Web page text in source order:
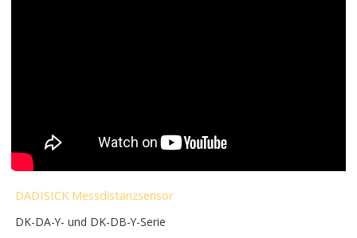
DADISICK Messdistanzsensor
DK-DA-Y- und DK-DB-Y-Serie